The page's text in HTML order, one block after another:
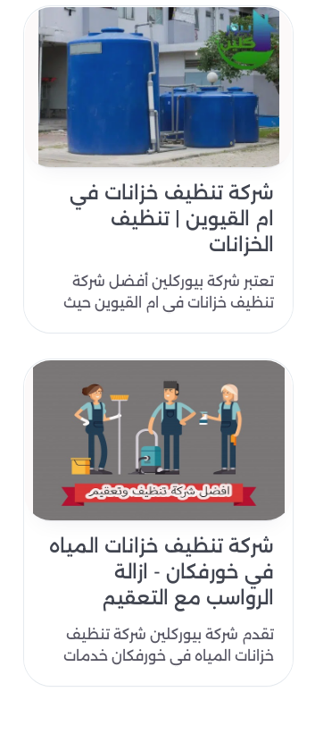
شركة تنظيف خزانات في
ام القيوين | تنظيف
الخزانات
تعتبر شركة بيوركلين أفضل شركة
تنظيف خزانات في ام القيوين حيث
شركة تنظيف خزانات المياه
في خورفكان - ازالة
الرواسب مع التعقيم
تقدم شركة بيوركلين شركة تنظيف
خزانات المياه في خورفكان خدمات